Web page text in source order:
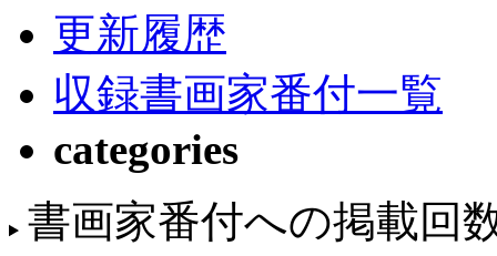
更新履歴
収録書画家番付一覧
categories
書画家番付への掲載回